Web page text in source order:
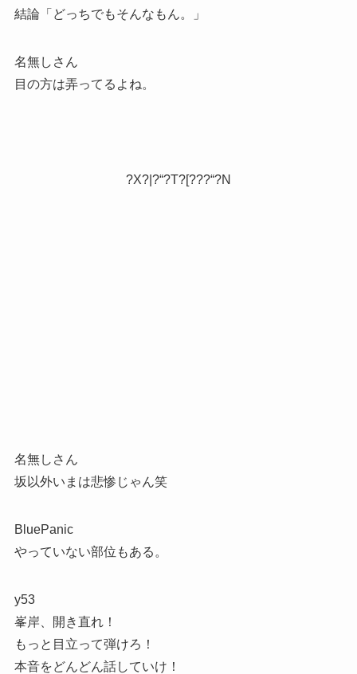
結論「どっちでもそんなもん。」
名無しさん
目の方は弄ってるよね。
?X?|?“?T?[???“?N
名無しさん
坂以外いまは悲惨じゃん笑
BluePanic
やっていない部位もある。
y53
峯岸、開き直れ！
もっと目立って弾けろ！
本音をどんどん話していけ！